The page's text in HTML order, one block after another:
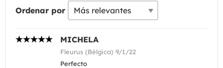
Ordenar por
MICHELA
Fleurus (Bélgica) 9/1/22
Perfecto